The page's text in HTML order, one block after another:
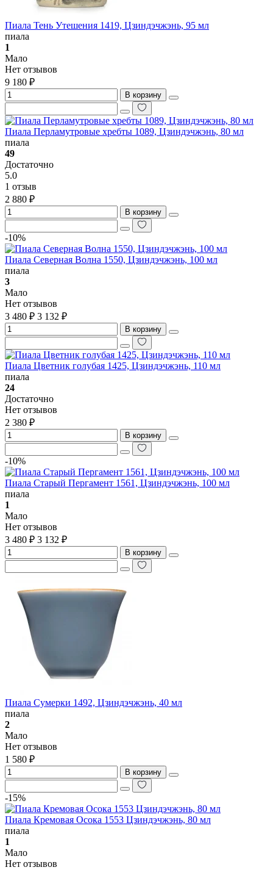
Пиала Тень Утешения 1419, Цзиндэчжэнь, 95 мл
пиала
1
Мало
Нет отзывов
9 180 ₽
В корзину
Пиала Перламутровые хребты 1089, Цзиндэчжэнь, 80 мл
пиала
49
Достаточно
5.0
1 отзыв
2 880 ₽
В корзину
-10%
Пиала Северная Волна 1550, Цзиндэчжэнь, 100 мл
пиала
3
Мало
Нет отзывов
3 480 ₽ 3 132 ₽
В корзину
Пиала Цветник голубая 1425, Цзиндэчжэнь, 110 мл
пиала
24
Достаточно
Нет отзывов
2 380 ₽
В корзину
-10%
Пиала Старый Пергамент 1561, Цзиндэчжэнь, 100 мл
пиала
1
Мало
Нет отзывов
3 480 ₽ 3 132 ₽
В корзину
Пиала Сумерки 1492, Цзиндэчжэнь, 40 мл
пиала
2
Мало
Нет отзывов
1 580 ₽
В корзину
-15%
Пиала Кремовая Осока 1553 Цзиндэчжэнь, 80 мл
пиала
1
Мало
Нет отзывов